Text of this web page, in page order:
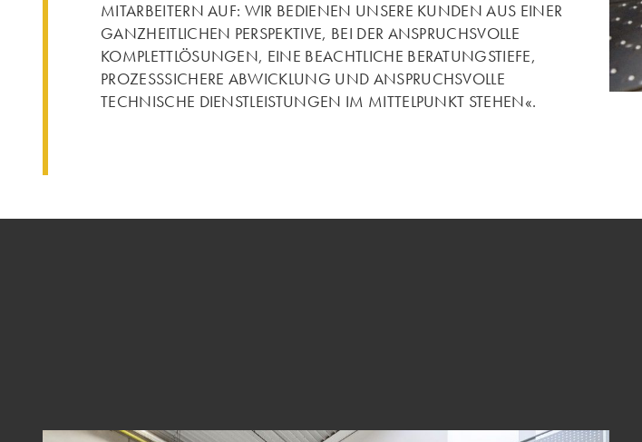
MITARBEITERN AUF: WIR BEDIENEN UNSERE KUNDEN AUS EINER
GANZHEITLICHEN PERSPEKTIVE, BEI DER ANSPRUCHSVOLLE
KOMPLETTLÖSUNGEN, EINE BEACHTLICHE BERATUNGSTIEFE,
PROZESSSICHERE ABWICKLUNG UND ANSPRUCHSVOLLE
TECHNISCHE DIENSTLEISTUNGEN IM MITTELPUNKT STEHEN«.